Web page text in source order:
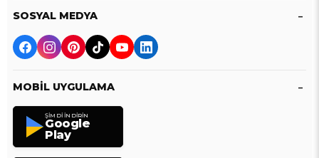
SOSYAL MEDYA
MOBIL UYGULAMA
ŞIMDI İNDIRIN
Google
Play